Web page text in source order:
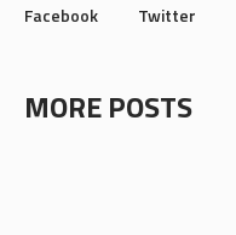
Facebook Twitter
MORE POSTS